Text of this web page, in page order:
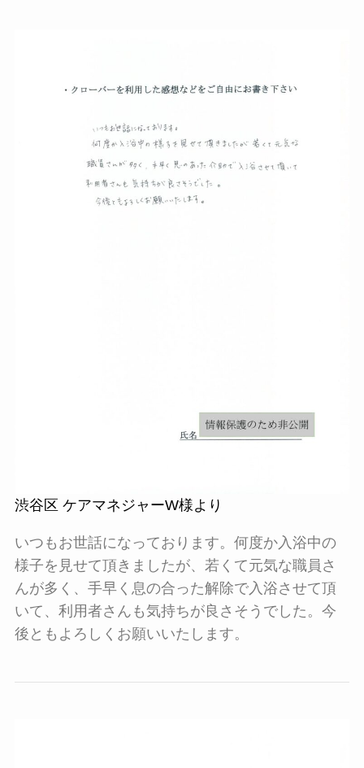
渋谷区 ケアマネジャーW様より
いつもお世話になっております。何度か入浴中の
様子を見せて頂きましたが、若くて元気な職員さ
んが多く、手早く息の合った解除で入浴させて頂
いて、利用者さんも気持ちが良さそうでした。今
後ともよろしくお願いいたします。